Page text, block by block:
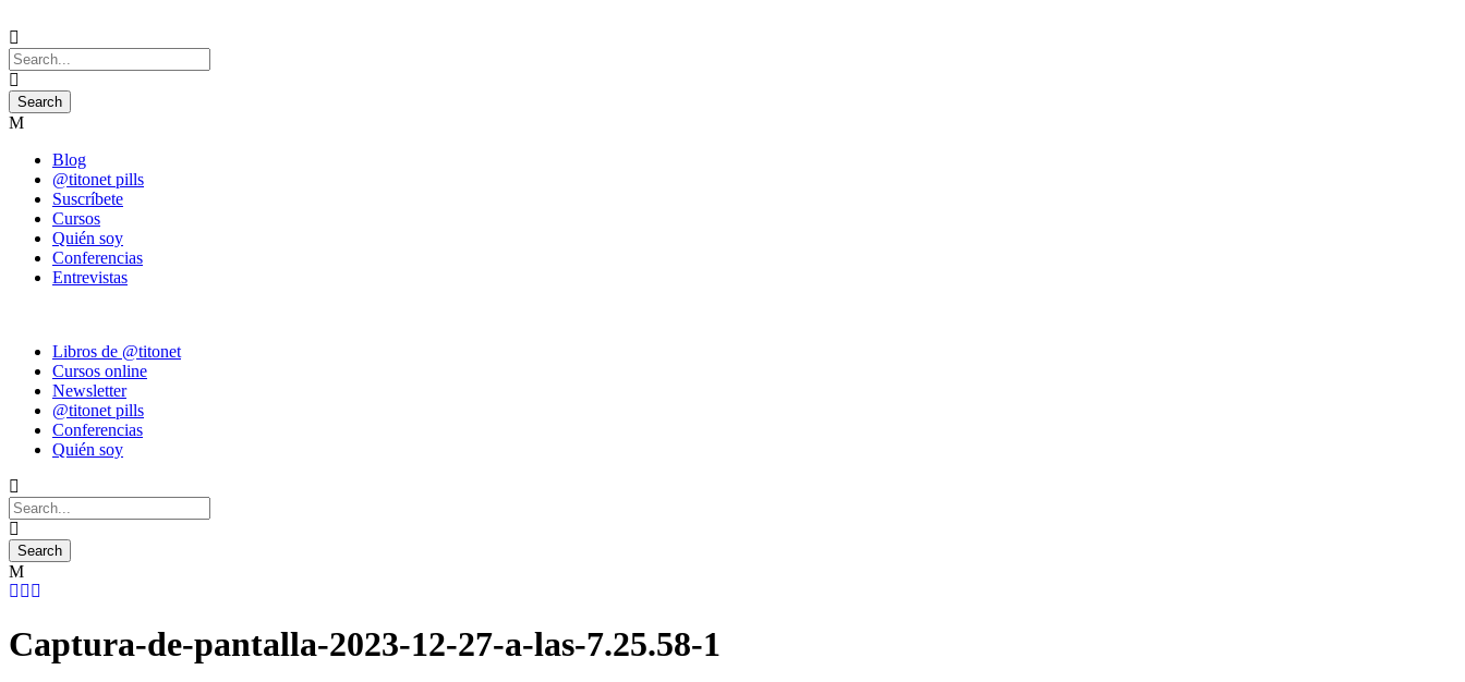
Blog
@titonet pills
Suscríbete
Cursos
Quién soy
Conferencias
Entrevistas
Libros de @titonet
Cursos online
Newsletter
@titonet pills
Conferencias
Quién soy
Captura-de-pantalla-2023-12-27-a-las-7.25.58-1